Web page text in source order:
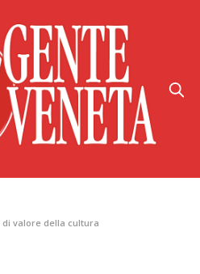
valore della cultura